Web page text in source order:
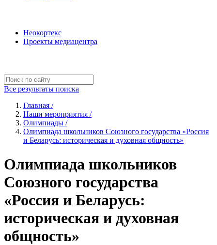
Неокортекс
Проекты медиацентра
Все результаты поиска
Главная /
Наши мероприятия /
Олимпиады /
Олимпиада школьников Союзного государства «Россия
и Беларусь: историческая и духовная общность»
Олимпиада школьников
Союзного государства
«Россия и Беларусь:
историческая и духовная
общность»